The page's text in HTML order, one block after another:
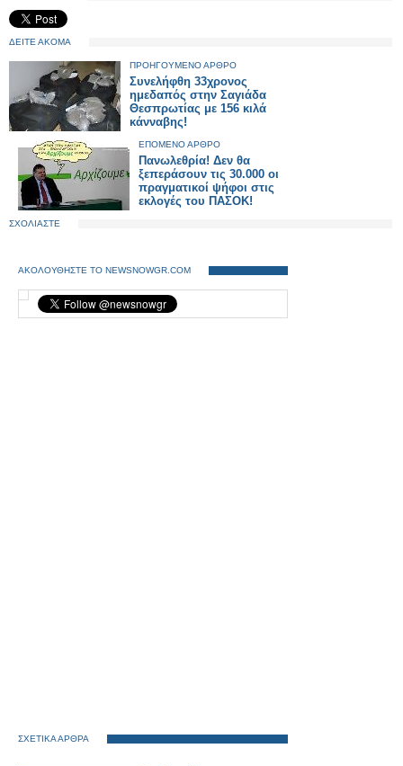
ΔΕΙΤΕ ΑΚΟΜΑ
ΠΡΟΗΓΟΥΜΕΝΟ ΑΡΘΡΟ
Συνελήφθη 33χρονος
ημεδαπός στην Σαγιάδα
Θεσπρωτίας με 156 κιλά
κάνναβης!
ΕΠΟΜΕΝΟ ΑΡΘΡΟ
Πανωλεθρία! Δεν θα
ξεπεράσουν τις 30.000 οι
πραγματικοί ψήφοι στις
εκλογές του ΠΑΣΟΚ!
ΣΧΟΛΙΑΣΤΕ
ΑΚΟΛΟΥΘΗΣΤΕ ΤΟ NEWSNOWGR.COM
ΣΧΕΤΙΚΑ ΑΡΘΡΑ